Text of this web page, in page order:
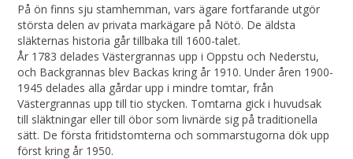
På ön finns sju stamhemman, vars ägare fortfarande utgör
största delen av privata markägare på Nötö. De äldsta
släkternas historia går tillbaka till 1600-talet.
År 1783 delades Västergrannas upp i Oppstu och Nederstu,
och Backgrannas blev Backas kring år 1910. Under åren 1900-
1945 delades alla gårdar upp i mindre tomtar, från
Västergrannas upp till tio stycken. Tomtarna gick i huvudsak
till släktningar eller till öbor som livnärde sig på traditionella
sätt. De första fritidstomterna och sommarstugorna dök upp
först kring år 1950.